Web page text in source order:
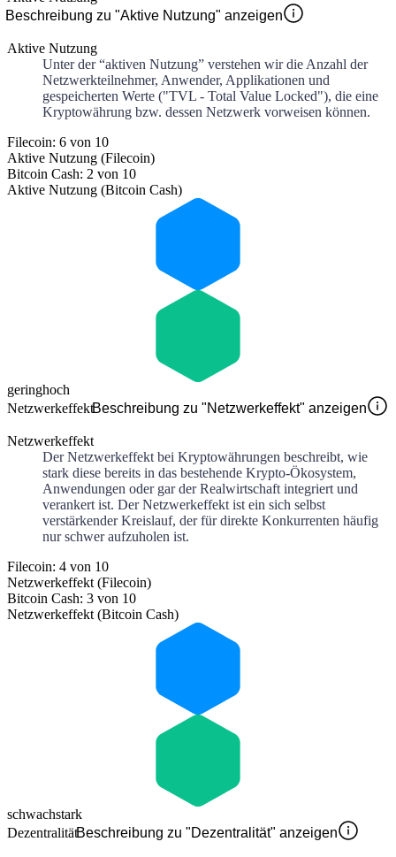
Beschreibung zu "Aktive Nutzung" anzeigen
Aktive Nutzung
Unter der “aktiven Nutzung” verstehen wir die Anzahl der
Netzwerkteilnehmer, Anwender, Applikationen und
gespeicherten Werte ("TVL - Total Value Locked"), die eine
Kryptowährung bzw. dessen Netzwerk vorweisen können.
Filecoin: 6 von 10
Aktive Nutzung (Filecoin)
Bitcoin Cash: 2 von 10
Aktive Nutzung (Bitcoin Cash)
geringhoch
NetzwerkeffektBeschreibung zu "Netzwerkeffekt" anzeigen
Netzwerkeffekt
Der Netzwerkeffekt bei Kryptowährungen beschreibt, wie
stark diese bereits in das bestehende Krypto-Ökosystem,
Anwendungen oder gar der Realwirtschaft integriert und
verankert ist. Der Netzwerkeffekt ist ein sich selbst
verstärkender Kreislauf, der für direkte Konkurrenten häufig
nur schwer aufzuholen ist.
Filecoin: 4 von 10
Netzwerkeffekt (Filecoin)
Bitcoin Cash: 3 von 10
Netzwerkeffekt (Bitcoin Cash)
schwachstark
DezentralitätBeschreibung zu "Dezentralität" anzeigen